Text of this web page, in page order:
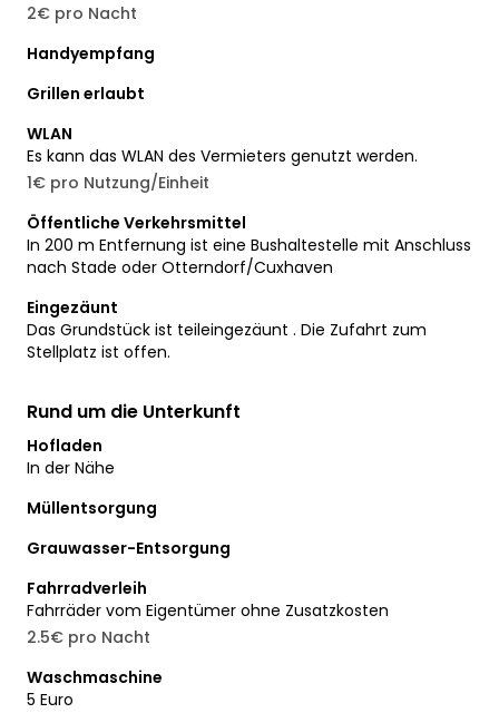
2€ pro Nacht
Handyempfang
Grillen erlaubt
WLAN
Es kann das WLAN des Vermieters genutzt werden.
1€ pro Nutzung/Einheit
Öffentliche Verkehrsmittel
In 200 m Entfernung ist eine Bushaltestelle mit Anschluss
nach Stade oder Otterndorf/Cuxhaven
Eingezäunt
Das Grundstück ist teileingezäunt . Die Zufahrt zum
Stellplatz ist offen.
Rund um die Unterkunft
Hofladen
In der Nähe
Müllentsorgung
Grauwasser-Entsorgung
Fahrradverleih
Fahrräder vom Eigentümer ohne Zusatzkosten
2.5€ pro Nacht
Waschmaschine
5 Euro